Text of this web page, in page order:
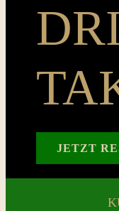
Sport
Pics
Reservation
Login
JETZT